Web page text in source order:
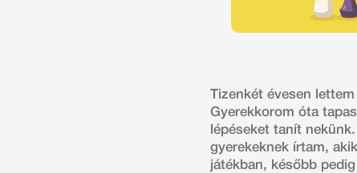
Tizenkét évesen
Gyerekkorom óta
lépéseket tanít
gyerekeknek írtam,
játékban, később